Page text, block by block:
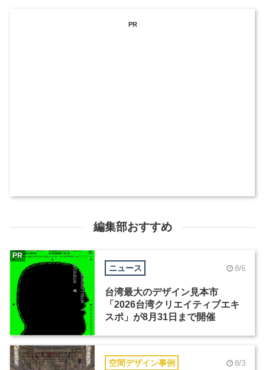
PR
編集部おすすめ
ニュース 8/6
台湾最大のデザイン見本市
「2026台湾クリエイティブエキ
スポ」が8月31日まで開催
PR
空間デザイン事例 8/3